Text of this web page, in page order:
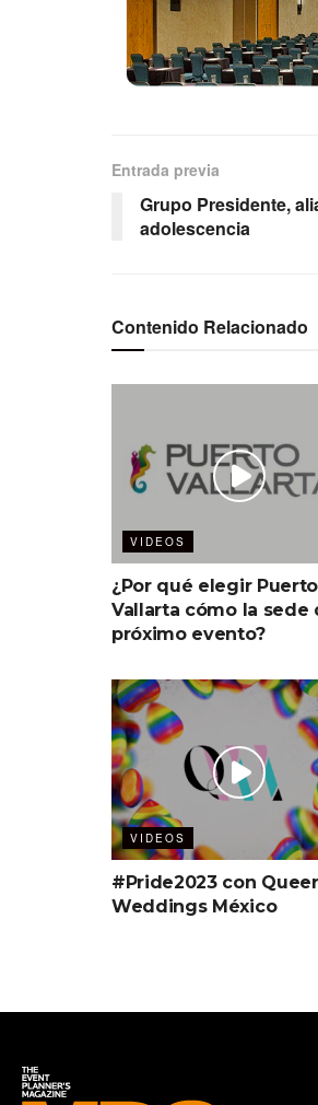
Entrada previa
Grupo Presidente,
adolescencia
Contenido Relacionado
VIDEOS
¿Por qué elegir Puerto
Vallarta cómo la sede
próximo evento?
VIDEOS
#Pride2023 con Queer
Weddings México